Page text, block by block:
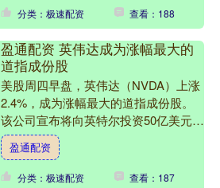
分类：极速配资 查看：188
盈通配资 英伟达成为涨幅最大的
道指成份股
美股周四早盘，英伟达（NVDA）上涨
2.4%，成为涨幅最大的道指成份股。
该公司宣布将向英特尔投资50亿美元，
为这家陷入困境的美国芯片代工厂注入
力量，但并未给予其....
盈通配资
分类：极速配资 查看：187